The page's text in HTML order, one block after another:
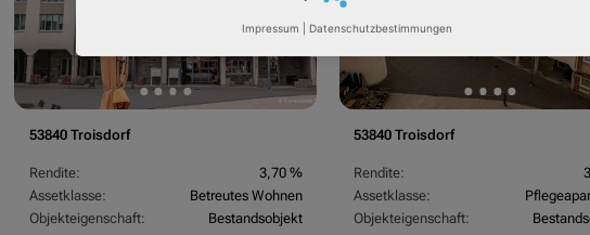
53840 Troisdorf
Rendite:
3,70 %
Assetklasse:
Betreutes Wohnen
Objekteigenschaft:
Bestandsobjekt
53840 Troisdorf
Rendite:
Assetklasse:
Objekteigenschaft:
Impressum Datenschutzbestimmungen